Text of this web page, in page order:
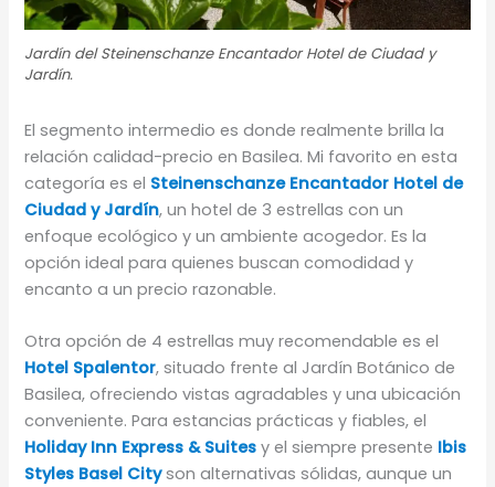
Jardín del Steinenschanze Encantador Hotel de Ciudad y
Jardín.
El segmento intermedio es donde realmente brilla la
relación calidad-precio en Basilea. Mi favorito en esta
categoría es el Steinenschanze Encantador Hotel de
Ciudad y Jardín, un hotel de 3 estrellas con un
enfoque ecológico y un ambiente acogedor. Es la
opción ideal para quienes buscan comodidad y
encanto a un precio razonable.
Otra opción de 4 estrellas muy recomendable es el
Hotel Spalentor, situado frente al Jardín Botánico de
Basilea, ofreciendo vistas agradables y una ubicación
conveniente. Para estancias prácticas y fiables, el
Holiday Inn Express & Suites y el siempre presente Ibis
Styles Basel Cityson alternativas sólidas, aunque un